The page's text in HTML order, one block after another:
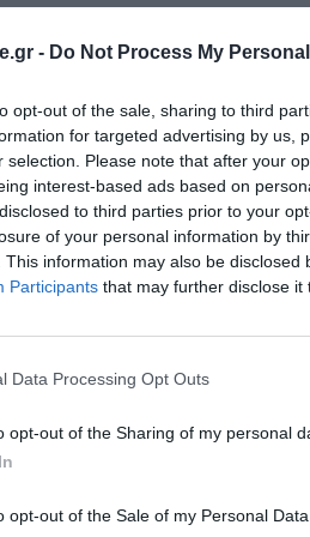
- Do Not Process My
opt-out of the sale, sharing to third
for targeted advertising by us,
selection. Please note that after your
interest-based ads based on
to third parties prior to your
of your personal information by
This information may also be disclosed
Participants that may further disclose it
Data Processing Opt Outs
opt-out of the Sharing of my personal
opt-out of the Sale of my Personal Data.
πιστοποιηθεί σαν
και σε όλες τις
των εκπαιδευτικών
με βάση τα πρότυπα που
όσο και για τα προσόντα
εξυπηρετεί τις
, δημιουργήθηκε από τηνRDC
σε πρώτο πλάνο τις